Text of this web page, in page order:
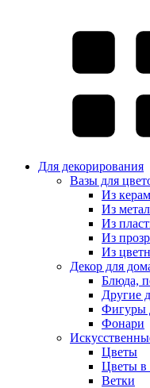
Для декорирования
Вазы для
Из
Из
Из
Из
Из
Декор для
Блюда,
Другие
Фигуры
Фонари
Цветы
Цветы в
Ветки